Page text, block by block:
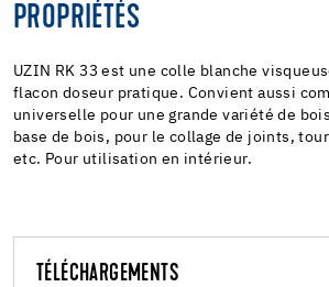
PROPRIÉTÉS
UZIN RK 33 est une colle blanche
flacon doseur pratique. Convient aussi
universelle pour une grande variété de
base de bois, pour le collage de joints,
etc. Pour utilisation en intérieur.
TÉLÉCHARGEMENTS